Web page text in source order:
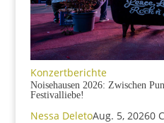
Konzertberichte
Noisehausen 2026: Zwischen
Festivalliebe!
Nessa DeletoAug. 5, 20260